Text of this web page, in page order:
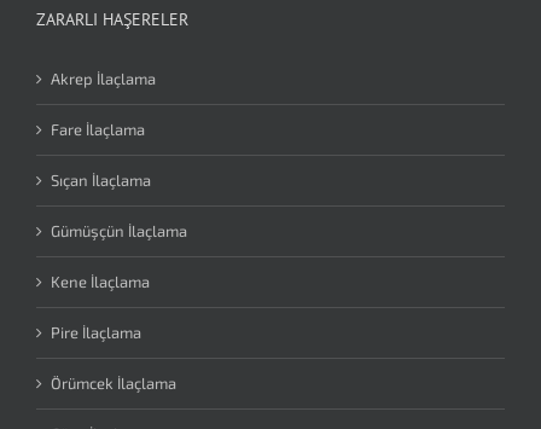
ZARARLI HAŞERELER
Akrep İlaçlama
Fare İlaçlama
Sıçan İlaçlama
Gümüşçün İlaçlama
Kene İlaçlama
Pire İlaçlama
Örümcek İlaçlama